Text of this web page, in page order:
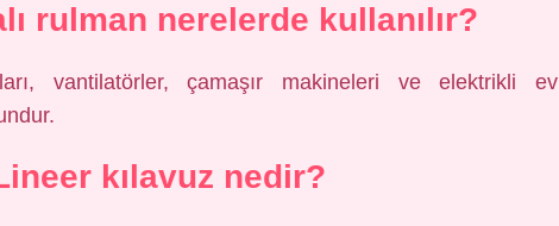
rulman nerelerde kullanılır?
vantilatörler, çamaşır makineleri ve elektrikli ev
kılavuz nedir?